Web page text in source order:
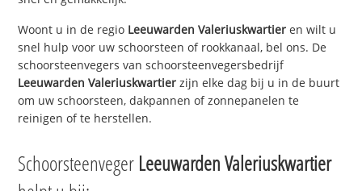
Woont u in de regio Leeuwarden Valeriuskwartier en wilt u
snel hulp voor uw schoorsteen of rookkanaal, bel ons. De
schoorsteenvegers van schoorsteenvegersbedrijf
Leeuwarden Valeriuskwartier zijn elke dag bij u in de buurt
om uw schoorsteen, dakpannen of zonnepanelen te
reinigen of te herstellen.
Schoorsteenveger Leeuwarden Valeriuskwartier